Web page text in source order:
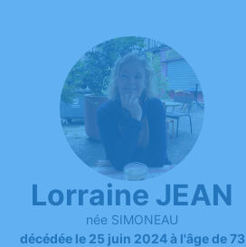
Lorraine JEAN
née SIMONEAU
décédée le 25 juin 2024 à l'âge de 73